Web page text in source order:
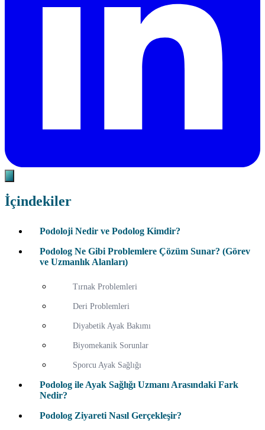
İçindekiler
Podoloji Nedir ve Podolog Kimdir?
Podolog Ne Gibi Problemlere Çözüm Sunar? (Görev
ve Uzmanlık Alanları)
Tırnak Problemleri
Deri Problemleri
Diyabetik Ayak Bakımı
Biyomekanik Sorunlar
Sporcu Ayak Sağlığı
Podolog ile Ayak Sağlığı Uzmanı Arasındaki Fark
Nedir?
Podolog Ziyareti Nasıl Gerçekleşir?